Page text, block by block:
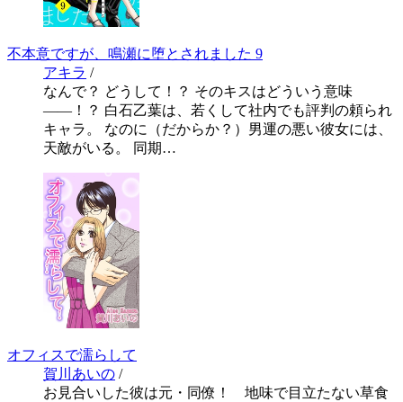
不本意ですが、鳴瀬に堕とされました 9
アキラ /
なんで？ どうして！？ そのキスはどういう意味
――！？ 白石乙葉は、若くして社内でも評判の頼られ
キャラ。 なのに（だからか？）男運の悪い彼女には、
天敵がいる。 同期…
オフィスで濡らして
賀川あいの /
お見合いした彼は元・同僚！ 地味で目立たない草食